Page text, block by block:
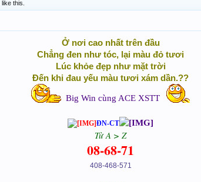
like this.
Ở nơi cao nhất trên đầu
Chẳng đen như tóc, lại màu đỏ tươi
Lúc khỏe đẹp như mặt trời
Đến khi đau yếu màu tươi xám dần.??
Big Win cùng ACE XSTT
ĐN-CT
Từ A > Z
08-68-71
408-468-571